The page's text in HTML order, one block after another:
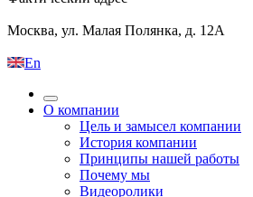
Москва, ул. Малая Полянка, д. 12А
En
О компании
Цель и замысел компании
История компании
Принципы нашей работы
Почему мы
Видеоролики